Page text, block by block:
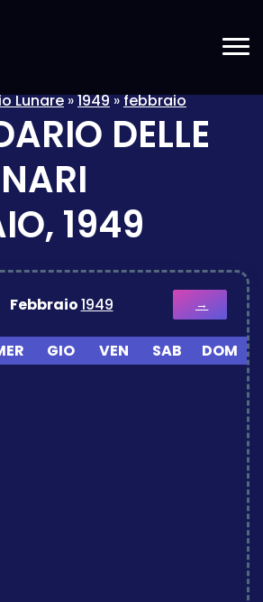
Lunare»1949»febbraio
DELLE
1949
Febbraio1949 →
GIO VEN SAB DOM